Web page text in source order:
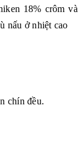
18% crôm và
nấu ở nhiệt cao
chín đều.